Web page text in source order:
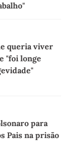
queria viver
"foi longe
para
Pais na prisão